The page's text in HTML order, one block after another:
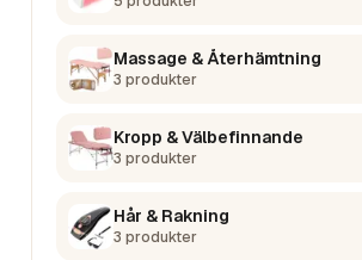
Massage & Återhämtning
3 produkter
Kropp & Välbefinnande
3 produkter
Hår & Rakning
3 produkter